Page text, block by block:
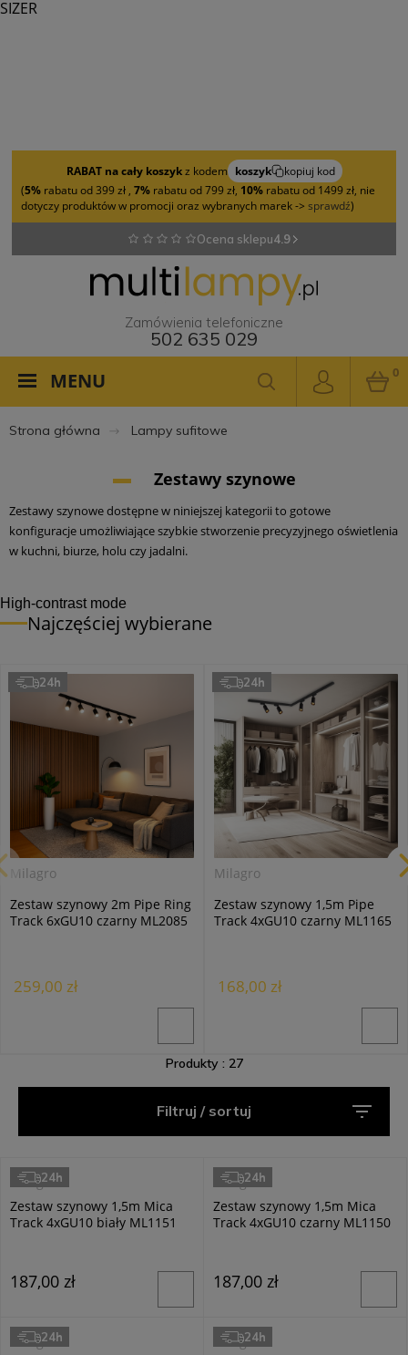
RABAT na cały koszykz kodem koszyk
kopiuj kod
(5% rabatu od 399 zł , 7% rabatu od 799 zł, 10% rabatu od 1499 zł, nie
dotyczy produktów w promocji oraz wybranych marek -> sprawdź)
Ocena sklepu4.9
Zamówienia telefoniczne
502 635 029
MENU 0
Strona główna Lampy sufitowe
Zestawy szynowe
Zestawy szynowe dostępne w niniejszej kategorii to gotowe
konfiguracje umożliwiające szybkie stworzenie precyzyjnego oświetlenia
w kuchni, biurze, holu czy jadalni.
High-contrast mode
Najczęściej wybierane
Milagro
Zestaw szynowy 2m Pipe Ring
Track 6xGU10 czarny ML2085
259,00 zł
24h
Milagro
Zestaw szynowy 1,5m Pipe
Track 4xGU10 czarny ML1165
168,00 zł
24h
Produkty : 27
Filtruj / sortuj
Milagro
Zestaw szynowy 1,5m Mica
Track 4xGU10 biały ML1151
187,00 zł
24h
Milagro
Zestaw szynowy 1,5m Mica
Track 4xGU10 czarny ML1150
187,00 zł
24h
Milagro
24h
Milagro
24h
SIZER